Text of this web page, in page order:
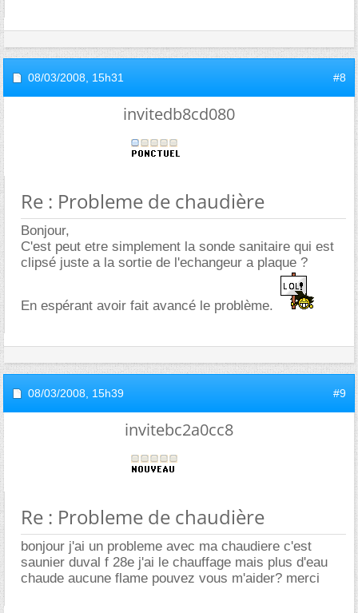
08/03/2008, 15h31 #8
invitedb8cd080
Re : Probleme de chaudière
Bonjour,
C'est peut etre simplement la sonde sanitaire qui est
clipsé juste a la sortie de l'echangeur a plaque ?
En espérant avoir fait avancé le problème.
08/03/2008, 15h39 #9
invitebc2a0cc8
Re : Probleme de chaudière
bonjour j'ai un probleme avec ma chaudiere c'est
saunier duval f 28e j'ai le chauffage mais plus d'eau
chaude aucune flame pouvez vous m'aider? merci